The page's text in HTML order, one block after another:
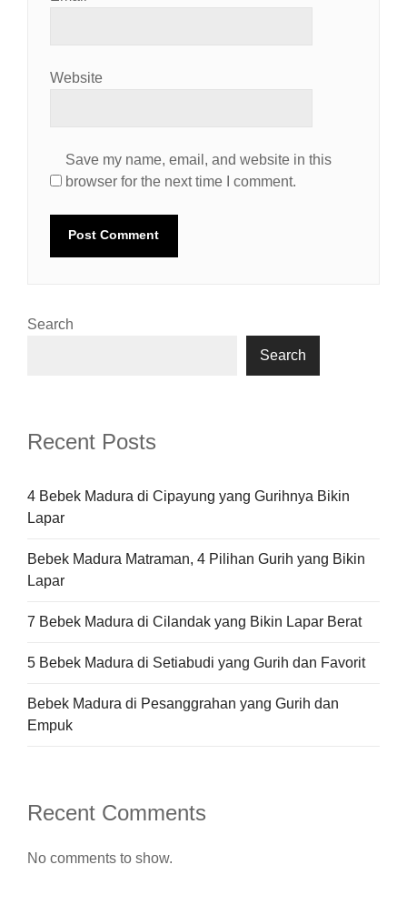
Website
Save my name, email, and website in this
browser for the next time I comment.
Search
Search
Recent Posts
4 Bebek Madura di Cipayung yang Gurihnya Bikin
Lapar
Bebek Madura Matraman, 4 Pilihan Gurih yang Bikin
Lapar
7 Bebek Madura di Cilandak yang Bikin Lapar Berat
5 Bebek Madura di Setiabudi yang Gurih dan Favorit
Bebek Madura di Pesanggrahan yang Gurih dan
Empuk
Recent Comments
No comments to show.